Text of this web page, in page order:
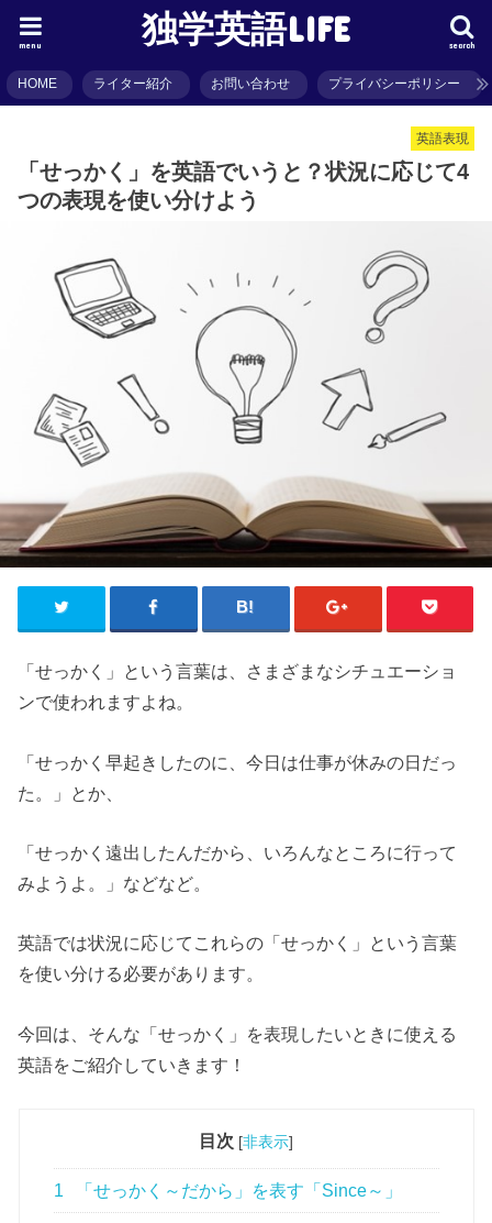
独学英語LIFE search
menu
HOME ライター紹介 お問い合わせ プライバシーポリシー
英語表現
「せっかく」を英語でいうと？状況に応じて4
つの表現を使い分けよう
「せっかく」という言葉は、さまざまなシチュエーショ
ンで使われますよね。
「せっかく早起きしたのに、今日は仕事が休みの日だっ
た。」とか、
「せっかく遠出したんだから、いろんなところに行って
みようよ。」などなど。
英語では状況に応じてこれらの「せっかく」という言葉
を使い分ける必要があります。
今回は、そんな「せっかく」を表現したいときに使える
英語をご紹介していきます！
目次 [非表示]
1 「せっかく～だから」を表す「Since～」